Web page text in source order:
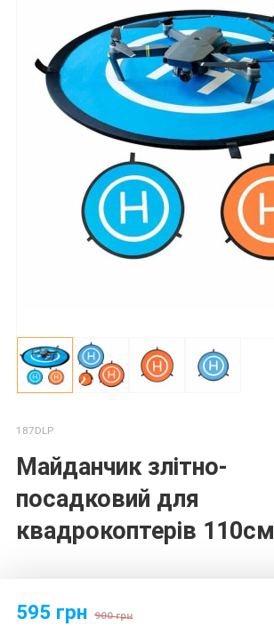
187DLP
Майданчик злітно-
посадковий для
квадрокоптерів 110см
595 грн 900 грн